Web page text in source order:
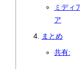
ミディ
ア
まとめ
共有: